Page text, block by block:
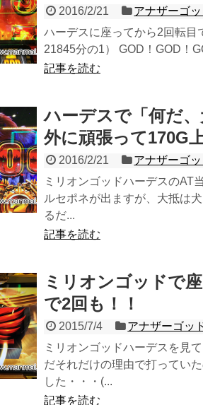
2016/2/21
アナザーゴ
ハーデスに座ってから2回転目
21845分の1） GOD！GOD！
記事を読む
ハーデスで「何だ
外に頑張って170G
2016/2/21 アナザーゴ
ミリオンゴッドハーデスのAT
ルセポネが出ますが、大抵は
るだ...
記事を読む
ミリオンゴッドで
で2回も！！
2015/7/4 アナザーゴッ
ミリオンゴッドハーデスを見
だそれだけの理由で打ってい
した・・・(...
記事を読む